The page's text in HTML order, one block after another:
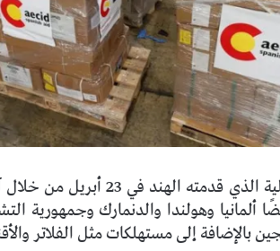
استجابة لنداء المساعدة